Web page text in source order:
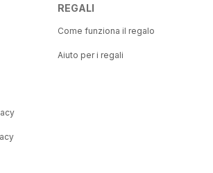
REGALI
Come funziona il regalo
Aiuto per i regali